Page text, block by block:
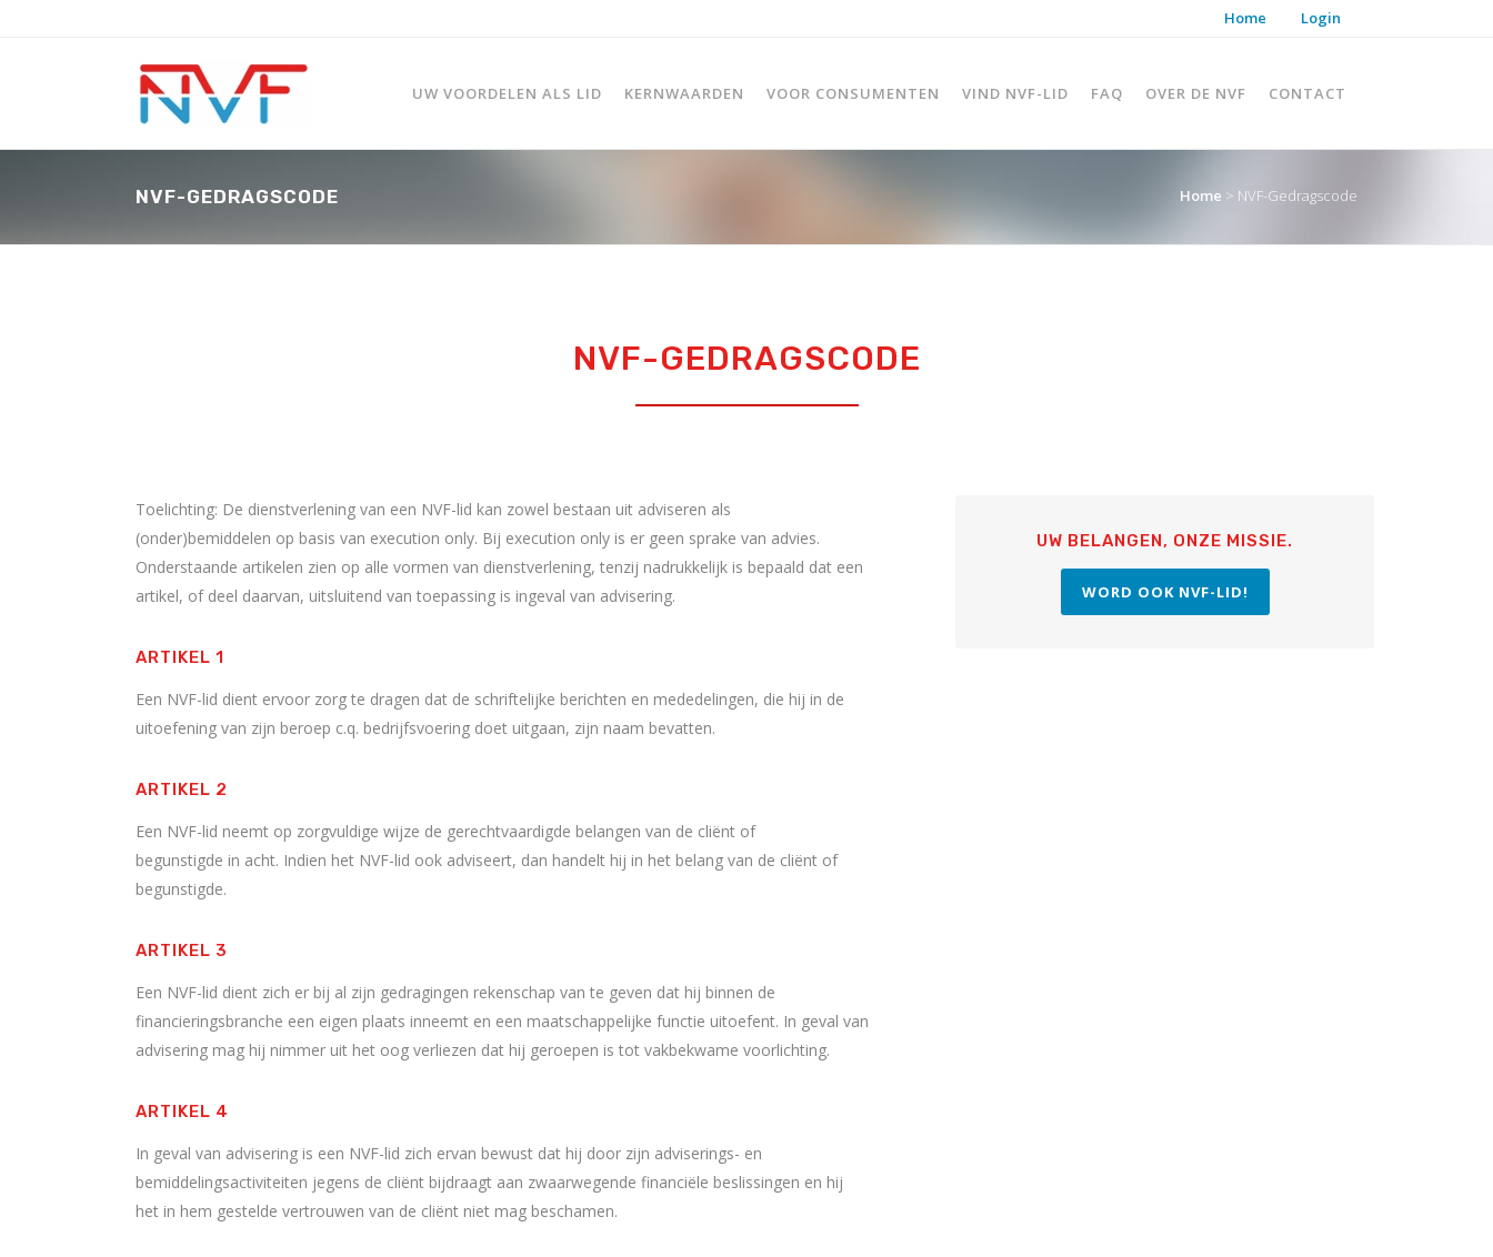
Home Login
UW VOORDELEN ALS LID KERNWAARDEN VOOR CONSUMENTEN VIND NVF-LID FAQ OVER DE NVF CONTACT
NVF-GEDRAGSCODE Home > NVF-Gedragscode
NVF-GEDRAGSCODE
Toelichting: De dienstverlening van een NVF-lid kan zowel bestaan uit adviseren als
(onder)bemiddelen op basis van execution only. Bij execution only is er geen sprake van advies.
Onderstaande artikelen zien op alle vormen van dienstverlening, tenzij nadrukkelijk is bepaald dat een
artikel, of deel daarvan, uitsluitend van toepassing is ingeval van advisering.
ARTIKEL 1
Een NVF-lid dient ervoor zorg te dragen dat de schriftelijke berichten en mededelingen, die hij in de
uitoefening van zijn beroep c.q. bedrijfsvoering doet uitgaan, zijn naam bevatten.
ARTIKEL 2
Een NVF-lid neemt op zorgvuldige wijze de gerechtvaardigde belangen van de cliënt of
begunstigde in acht. Indien het NVF-lid ook adviseert, dan handelt hij in het belang van de cliënt of
begunstigde.
ARTIKEL 3
Een NVF-lid dient zich er bij al zijn gedragingen rekenschap van te geven dat hij binnen de
financieringsbranche een eigen plaats inneemt en een maatschappelijke functie uitoefent. In geval van
advisering mag hij nimmer uit het oog verliezen dat hij geroepen is tot vakbekwame voorlichting.
ARTIKEL 4
In geval van advisering is een NVF-lid zich ervan bewust dat hij door zijn adviserings- en
bemiddelingsactiviteiten jegens de cliënt bijdraagt aan zwaarwegende financiële beslissingen en hij
het in hem gestelde vertrouwen van de cliënt niet mag beschamen.
UW BELANGEN, ONZE MISSIE.
WORD OOK NVF-LID!